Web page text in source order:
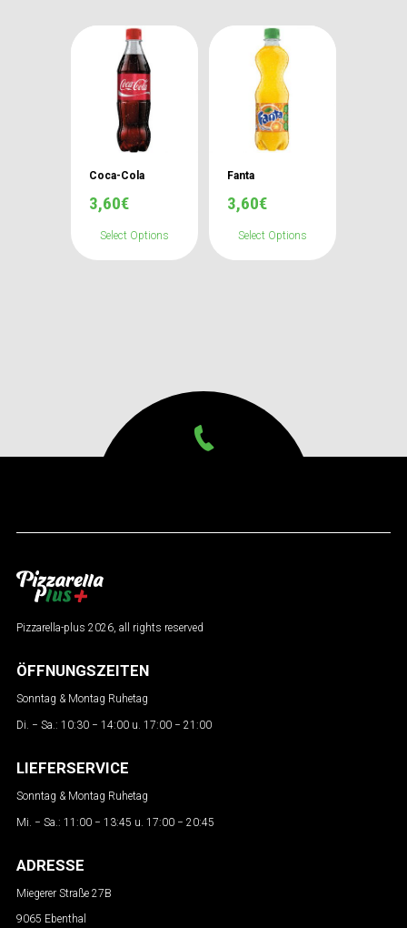
Coca-Cola
3,60€
Select Options
Fanta
3,60€
Select Options
Pizzarella-plus 2026, all rights reserved
ÖFFNUNGSZEITEN
Sonntag & Montag Ruhetag
Di. − Sa.: 10:30 − 14:00 u. 17:00 − 21:00
LIEFERSERVICE
Sonntag & Montag Ruhetag
Mi. − Sa.: 11:00 − 13:45 u. 17:00 − 20:45
ADRESSE
Miegerer Straße 27B
9065 Ebenthal